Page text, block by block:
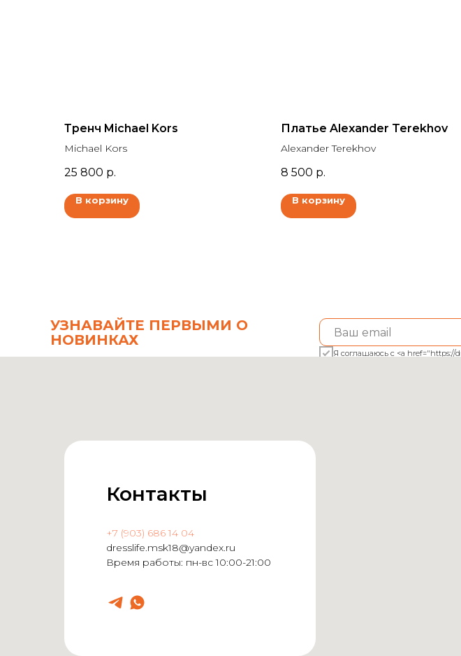
Тренч Michael Kors
Michael Kors
25 800 р.
В корзину
Платье Alexander Terekhov
Alexander Terekhov
8 500 р.
В корзину
Я соглашаюсь с <a href="https://
УЗНАВАЙТЕ ПЕРВЫМИ О
НОВИНКАХ
Контакты
+7 (903) 686 14 04
dresslife.msk18@yandex.ru
Время работы: пн-вс 10:00-21:00